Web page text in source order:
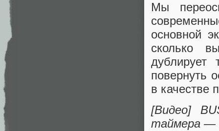
Мы
основной
сколько
повернуть
в качестве
[Видео]
таймера —